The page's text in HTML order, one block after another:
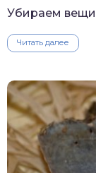
Убираем
Читать далее